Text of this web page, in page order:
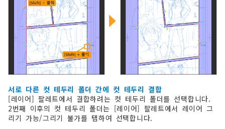
서로 다른 컷 테두리 폴더 간에 컷 테두리 결합
[레이어] 팔레트에서 결합하려는 컷 테두리 폴더를 선택합니다.
2번째 이후의 컷 테두리 폴더는 [레이어] 팔레트에서 레이어 그
리기 가능/그리기 불가를 탭하여 선택합니다.